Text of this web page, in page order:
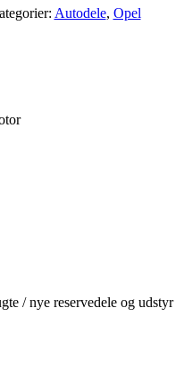
Autodele, Opel
/ nye reservedele og udstyr